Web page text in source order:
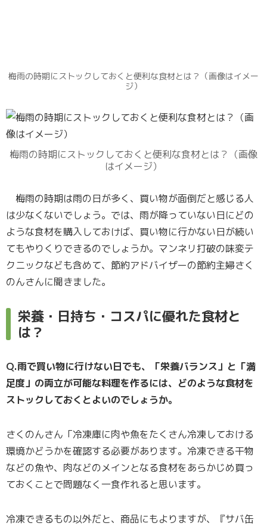
梅雨の時期にストックしておくと便利な食材とは？（画像はイメー
ジ）
梅雨の時期にストックしておくと便利な食材とは？（画像
はイメージ）
梅雨の時期は雨の日が多く、買い物が面倒だと感じる人
は少なくないでしょう。では、雨が降っていない日にどの
ような食材を購入しておけば、買い物に行かない日が続い
てもやりくりできるのでしょうか。マンネリ打破の味変テ
クニックなども含めて、節約アドバイザーの節約主婦さく
のんさんに聞きました。
栄養・日持ち・コスパに優れた食材と
は？
Q.雨で買い物に行けない日でも、「栄養バランス」と「満
足度」の両立が可能な料理を作るには、どのような食材を
ストックしておくとよいのでしょうか。
さくのんさん「冷凍庫に肉や魚をたくさん冷凍しておける
環境かどうかを確認する必要があります。冷凍できる干物
などの魚や、肉などのメインとなる食材をあらかじめ買っ
ておくことで問題なく一食作れると思います。
冷凍できるもの以外だと、商品にもよりますが、『サバ缶